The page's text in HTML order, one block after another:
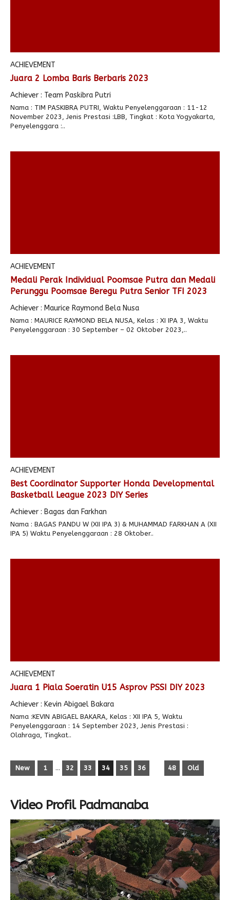
ACHIEVEMENT
Juara 2 Lomba Baris Berbaris 2023
Achiever : Team Paskibra Putri
Nama : TIM PASKIBRA PUTRI, Waktu Penyelenggaraan : 11-12
November 2023, Jenis Prestasi :LBB, Tingkat : Kota Yogyakarta,
Penyelenggara :..
ACHIEVEMENT
Medali Perak Individual Poomsae Putra dan Medali
Perunggu Poomsae Beregu Putra Senior TFI 2023
Achiever : Maurice Raymond Bela Nusa
Nama : MAURICE RAYMOND BELA NUSA, Kelas : XI IPA 3, Waktu
Penyelenggaraan : 30 September – 02 Oktober 2023,..
ACHIEVEMENT
Best Coordinator Supporter Honda Developmental
Basketball League 2023 DIY Series
Achiever : Bagas dan Farkhan
Nama : BAGAS PANDU W (XII IPA 3) & MUHAMMAD FARKHAN A (XII
IPA 5) Waktu Penyelenggaraan : 28 Oktober..
ACHIEVEMENT
Juara 1 Piala Soeratin U15 Asprov PSSI DIY 2023
Achiever : Kevin Abigael Bakara
Nama :KEVIN ABIGAEL BAKARA, Kelas : XII IPA 5, Waktu
Penyelenggaraan : 14 September 2023, Jenis Prestasi :
Olahraga, Tingkat..
New 1 … 32 33 34 35 36 48 Old
Video Profil Padmanaba
Video
Player